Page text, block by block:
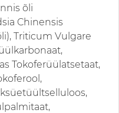
õli
Chinensis
Triticum Vulgare
Tokoferüülatsetaat,